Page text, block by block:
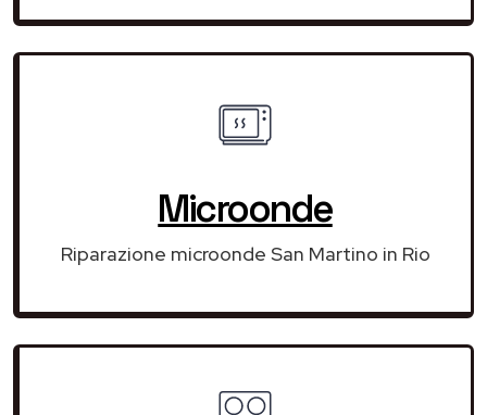
Microonde
Riparazione microonde San Martino in Rio